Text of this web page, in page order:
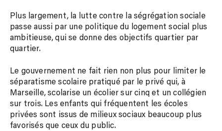
Plus largement, la lutte contre la ségrégation sociale
passe aussi par une politique du logement social plus
ambitieuse, qui se donne des objectifs quartier par
quartier.
Le gouvernement ne fait rien non plus pour limiter le
séparatisme scolaire pratiqué par le privé qui, à
Marseille, scolarise un écolier sur cinq et un collégien
sur trois. Les enfants qui fréquentent les écoles
privées sont issus de milieux sociaux beaucoup plus
favorisés que ceux du public.